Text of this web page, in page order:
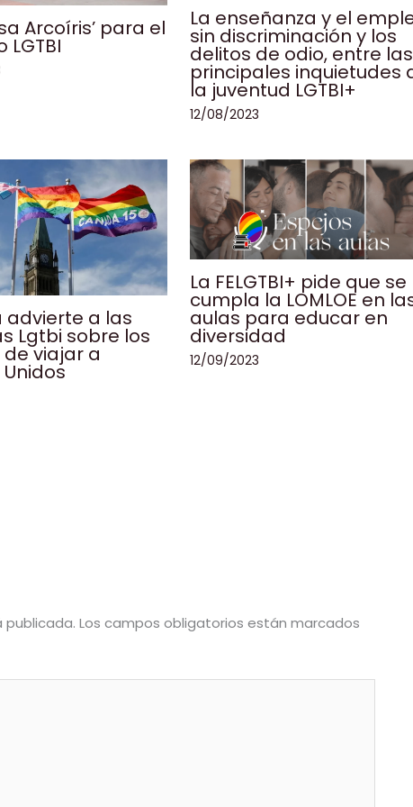
Arcoíris’ para el
LGTBI
La enseñanza y el
sin discriminación y los
delitos de odio, entre las
principales inquietudes
la juventud LGTBI+
12/08/2023
advierte a las
Lgtbi sobre los
viajar a
La FELGTBI+ pide que se
cumpla la LOMLOE en
aulas para educar en
diversidad
12/09/2023
publicada. Los campos obligatorios están marcados